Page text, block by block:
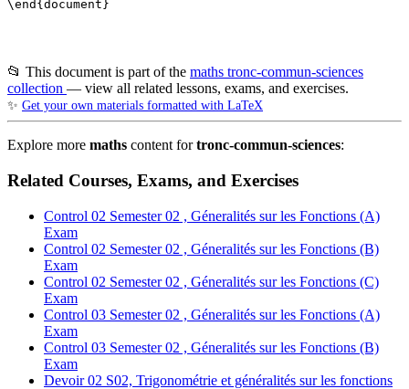
📂 This document is part of the maths tronc-commun-sciences
collection — view all related lessons, exams, and exercises.
✨ Get your own materials formatted with LaTeX
Explore more maths content fortronc-commun-sciences:
Related Courses, Exams, and Exercises
Control 02 Semester 02 , Géneralités sur les Fonctions (A)
Exam
Control 02 Semester 02 , Géneralités sur les Fonctions (B)
Exam
Control 02 Semester 02 , Géneralités sur les Fonctions (C)
Exam
Control 03 Semester 02 , Géneralités sur les Fonctions (A)
Exam
Control 03 Semester 02 , Géneralités sur les Fonctions (B)
Exam
Devoir 02 S02, Trigonométrie et généralités sur les fonctions